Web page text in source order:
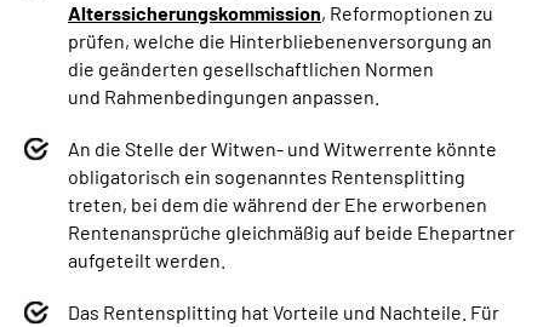
Alterssicherungskommission, Reformoptionen zu
prüfen, welche die Hinterbliebenenversorgung an
die geänderten gesellschaftlichen Normen
und Rahmenbedingungen anpassen.
An die Stelle der Witwen- und Witwerrente könnte
obligatorisch ein sogenanntes Rentensplitting
treten, bei dem die während der Ehe erworbenen
Rentenansprüche gleichmäßig auf beide Ehepartner
aufgeteilt werden.
Das Rentensplitting hat Vorteile und Nachteile. Für